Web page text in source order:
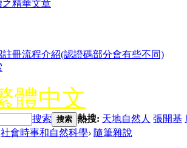
之精華文章
註冊流程介紹(認證碼部分會有些不同)
體中文
搜索 搜索 熱搜: 天地自然人 張開基
社會時事和自然科學› 隨筆雜說